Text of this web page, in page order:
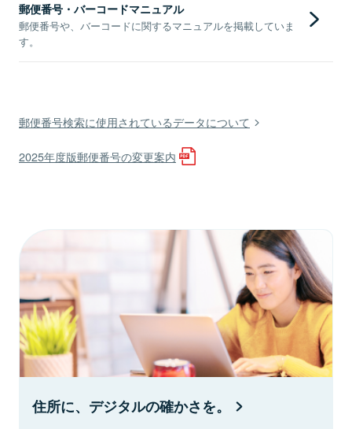
郵便番号・バーコードマニュアル
郵便番号や、バーコードに関するマニュアルを掲載していま
す。
郵便番号検索に使用されているデータについて
2025年度版郵便番号の変更案内
住所に、デジタルの確かさを。